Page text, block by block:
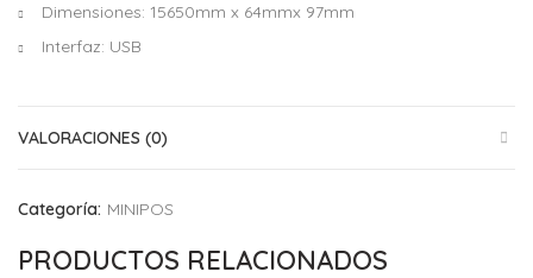
Dimensiones: 15650mm x 64mmx 97mm
Interfaz: USB
VALORACIONES (0)
Categoría: MINIPOS
PRODUCTOS RELACIONADOS